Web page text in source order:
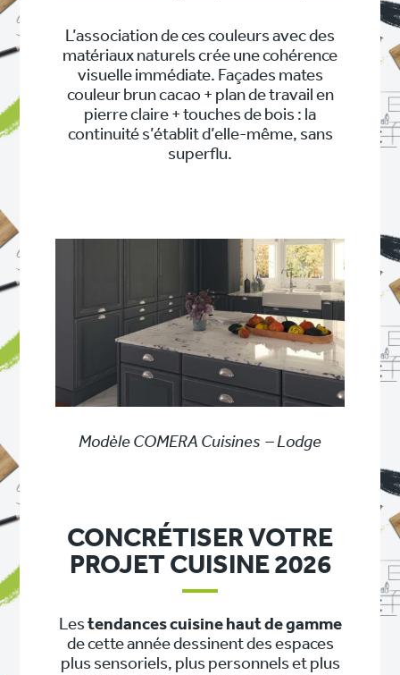
L’association de ces couleurs avec des
matériaux naturels crée une cohérence
visuelle immédiate. Façades mates
couleur brun cacao + plan de travail en
pierre claire + touches de bois : la
continuité s’établit d’elle-même, sans
superflu.
Modèle COMERA Cuisines – Lodge
CONCRÉTISER VOTRE
PROJET CUISINE 2026
Lestendances cuisine haut de gamme
de cette année dessinent des espaces
plus sensoriels, plus personnels et plus